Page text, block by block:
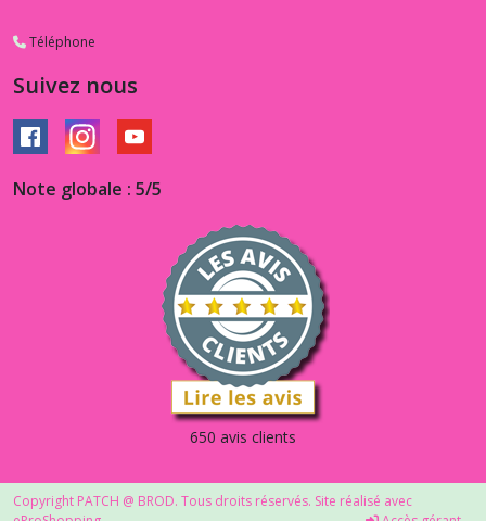
Téléphone
Suivez nous
Note globale : 5/5
650 avis clients
Copyright PATCH @ BROD. Tous droits réservés. Site réalisé avec